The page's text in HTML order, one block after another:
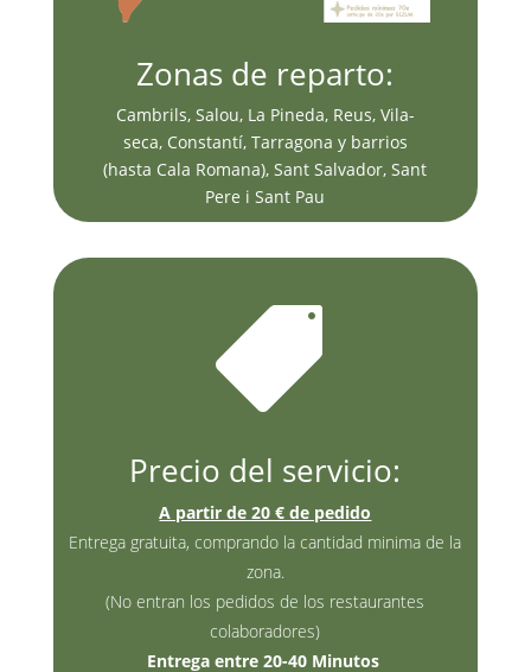
Zonas de reparto:
Cambrils, Salou, La Pineda, Reus, Vila-
seca, Constantí, Tarragona y barrios
(hasta Cala Romana), Sant Salvador, Sant
Pere i Sant Pau

Precio del servicio:
A partir de 20 € de pedido
Entrega gratuita, comprando la cantidad minima de la
zona.
(No entran los pedidos de los restaurantes
colaboradores)
Entrega entre 20-40 Minutos